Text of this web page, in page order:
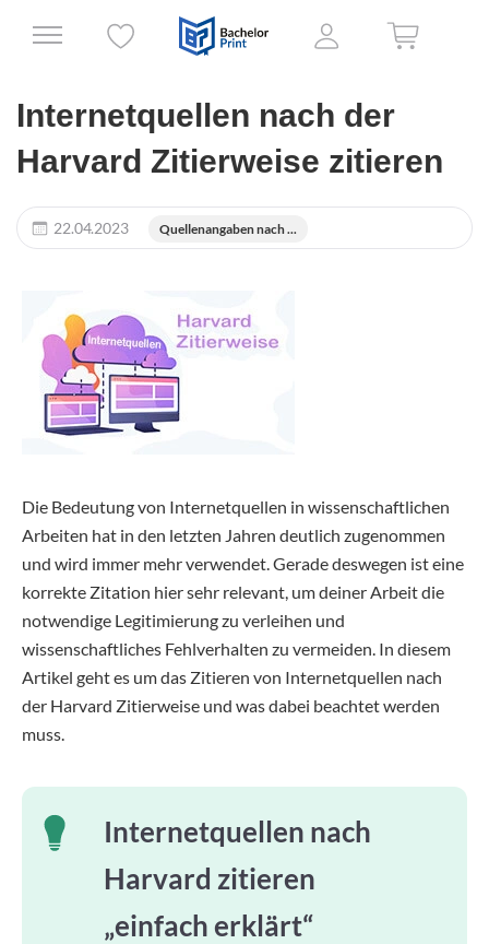
Internetquellen nach der
Harvard Zitierweise zitieren
22.04.2023 Quellenangaben nach ...
Die Bedeutung von Internetquellen in wissenschaftlichen
Arbeiten hat in den letzten Jahren deutlich zugenommen
und wird immer mehr verwendet. Gerade deswegen ist eine
korrekte Zitation hier sehr relevant, um deiner Arbeit die
notwendige Legitimierung zu verleihen und
wissenschaftliches Fehlverhalten zu vermeiden. In diesem
Artikel geht es um das Zitieren von Internetquellen nach
der Harvard Zitierweise und was dabei beachtet werden
muss.
Internetquellen nach
Harvard zitieren
„einfach erklärt“